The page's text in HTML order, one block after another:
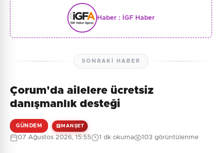
Haber : İGF Haber
SONRAKI HABER
Çorum'da ailelere ücretsiz
danışmanlık desteği
GÜNDEM MANŞET
07 Ağustos 2026, 15:55 1 dk okuma 103 görüntülenme